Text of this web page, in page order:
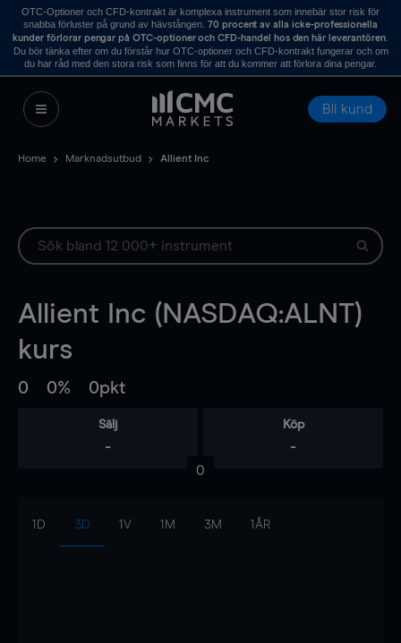
OTC-Optioner och CFD-kontrakt är komplexa instrument som innebär stor risk för
snabba förluster på grund av hävstången. 70 procent av alla icke-professionella
kunder förlorar pengar på OTC-optioner och CFD-handel hos den här leverantören.
Du bör tänka efter om du förstår hur OTC-optioner och CFD-kontrakt fungerar och om
du har råd med den stora risk som finns för att du kommer att förlora dina pengar.
Bli kund
Home Marknadsutbud Allient Inc
Allient Inc (NASDAQ:ALNT)
kurs
0 0% 0pkt
Sälj
-
Köp
-
0
1D 3D 1V 1M 3M 1ÅR